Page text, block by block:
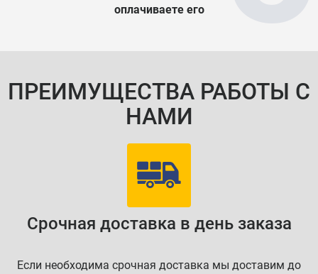
оплачиваете его
ПРЕИМУЩЕСТВА РАБОТЫ С
НАМИ
Срочная доставка в день заказа
Если необходима срочная доставка мы доставим до